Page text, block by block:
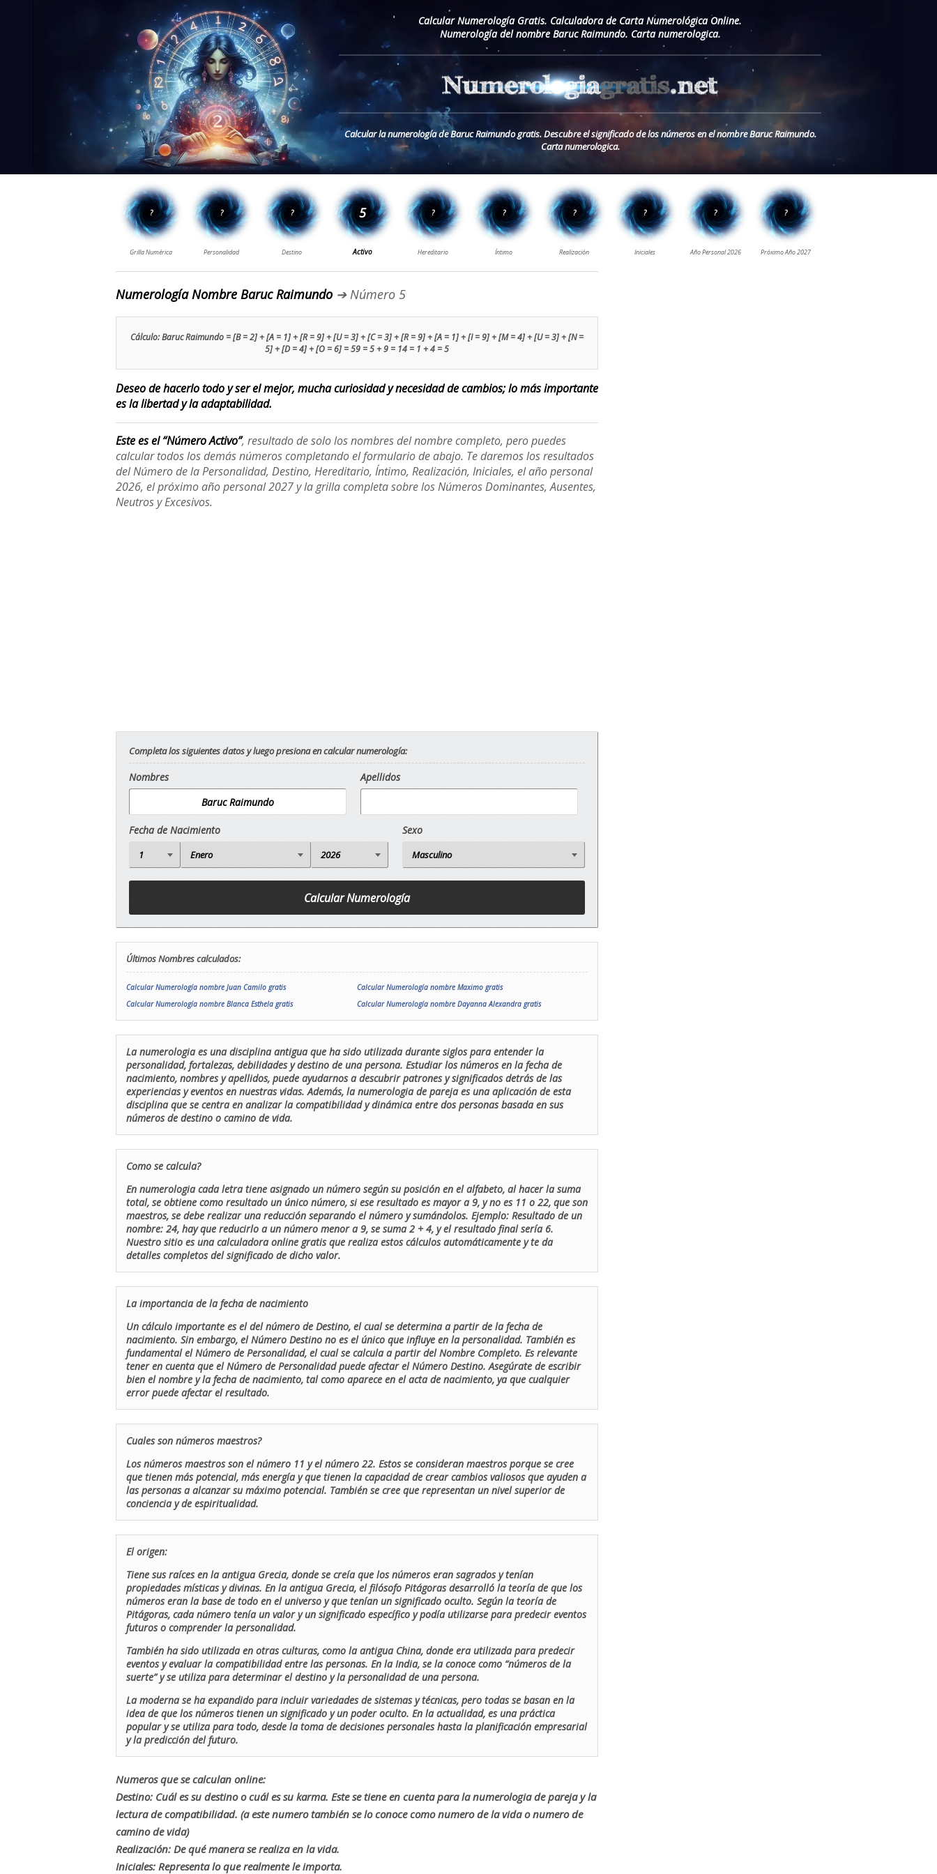
Calcular Numerología Gratis. Calculadora de Carta Numerológica Online.
Numerología del nombre Baruc Raimundo. Carta numerologica.
Calcular la numerología de Baruc Raimundo gratis. Descubre el significado de los números en el nombre Baruc Raimundo.
Carta numerologica.
Numerología Nombre Baruc Raimundo ➔ Número 5
Cálculo: Baruc Raimundo = [B = 2] + [A = 1] + [R = 9] + [U = 3] + [C = 3] + [R = 9] + [A = 1] + [I = 9] + [M = 4] + [U = 3] + [N =
5] + [D = 4] + [O = 6] = 59 = 5 + 9 = 14 = 1 + 4 = 5
Deseo de hacerlo todo y ser el mejor, mucha curiosidad y necesidad de cambios; lo más importante
es la libertad y la adaptabilidad.
Este es el “Número Activo”, resultado de solo los nombres del nombre completo, pero puedes
calcular todos los demás números completando el formulario de abajo. Te daremos los resultados
del Número de la Personalidad, Destino, Hereditario, Íntimo, Realización, Iniciales, el año personal
2026, el próximo año personal 2027 y la grilla completa sobre los Números Dominantes, Ausentes,
Neutros y Excesivos.
Completa los siguientes datos y luego presiona en calcular numerología:
Nombres Apellidos
Fecha de Nacimiento Sexo
Últimos Nombres calculados:
Calcular Numerología nombre Juan Camilo gratis
Calcular Numerología nombre Maximo gratis
Calcular Numerología nombre Blanca Esthela gratis
Calcular Numerología nombre Dayanna Alexandra gratis
La numerologia es una disciplina antigua que ha sido utilizada durante siglos para entender la
personalidad, fortalezas, debilidades y destino de una persona. Estudiar los números en la fecha de
nacimiento, nombres y apellidos, puede ayudarnos a descubrir patrones y significados detrás de las
experiencias y eventos en nuestras vidas. Además, la numerologia de pareja es una aplicación de esta
disciplina que se centra en analizar la compatibilidad y dinámica entre dos personas basada en sus
números de destino o camino de vida.
Como se calcula?
En numerologia cada letra tiene asignado un número según su posición en el alfabeto, al hacer la suma
total, se obtiene como resultado un único número, si ese resultado es mayor a 9, y no es 11 o 22, que son
maestros, se debe realizar una reducción separando el número y sumándolos. Ejemplo: Resultado de un
nombre: 24, hay que reducirlo a un número menor a 9, se suma 2 + 4, y el resultado final sería 6.
Nuestro sitio es una calculadora online gratis que realiza estos cálculos automáticamente y te da
detalles completos del significado de dicho valor.
La importancia de la fecha de nacimiento
Un cálculo importante es el del número de Destino, el cual se determina a partir de la fecha de
nacimiento. Sin embargo, el Número Destino no es el único que influye en la personalidad. También es
fundamental el Número de Personalidad, el cual se calcula a partir del Nombre Completo. Es relevante
tener en cuenta que el Número de Personalidad puede afectar el Número Destino. Asegúrate de escribir
bien el nombre y la fecha de nacimiento, tal como aparece en el acta de nacimiento, ya que cualquier
error puede afectar el resultado.
Cuales son números maestros?
Los números maestros son el número 11 y el número 22. Estos se consideran maestros porque se cree
que tienen más potencial, más energía y que tienen la capacidad de crear cambios valiosos que ayuden a
las personas a alcanzar su máximo potencial. También se cree que representan un nivel superior de
conciencia y de espiritualidad.
El origen:
Tiene sus raíces en la antigua Grecia, donde se creía que los números eran sagrados y tenían
propiedades místicas y divinas. En la antigua Grecia, el filósofo Pitágoras desarrolló la teoría de que los
números eran la base de todo en el universo y que tenían un significado oculto. Según la teoría de
Pitágoras, cada número tenía un valor y un significado específico y podía utilizarse para predecir eventos
futuros o comprender la personalidad.
También ha sido utilizada en otras culturas, como la antigua China, donde era utilizada para predecir
eventos y evaluar la compatibilidad entre las personas. En la India, se la conoce como “números de la
suerte” y se utiliza para determinar el destino y la personalidad de una persona.
La moderna se ha expandido para incluir variedades de sistemas y técnicas, pero todas se basan en la
idea de que los números tienen un significado y un poder oculto. En la actualidad, es una práctica
popular y se utiliza para todo, desde la toma de decisiones personales hasta la planificación empresarial
y la predicción del futuro.
Numeros que se calculan online:
Destino: Cuál es su destino o cuál es su karma. Este se tiene en cuenta para la numerologia de pareja y la
lectura de compatibilidad. (a este numero también se lo conoce como numero de la vida o numero de
camino de vida)
Realización: De qué manera se realiza en la vida.
Iniciales: Representa lo que realmente le importa.